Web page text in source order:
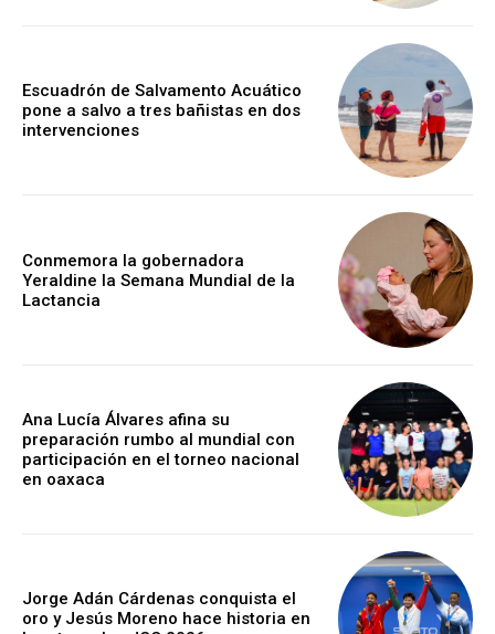
Escuadrón de Salvamento Acuático
pone a salvo a tres bañistas en dos
intervenciones
Conmemora la gobernadora
Yeraldine la Semana Mundial de la
Lactancia
Ana Lucía Álvares afina su
preparación rumbo al mundial con
participación en el torneo nacional
en oaxaca
Jorge Adán Cárdenas conquista el
oro y Jesús Moreno hace historia en